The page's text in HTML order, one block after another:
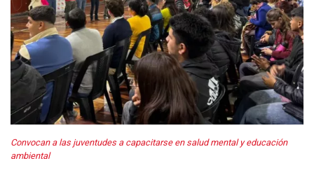
Convocan a las juventudes a capacitarse en salud mental y educación
ambiental